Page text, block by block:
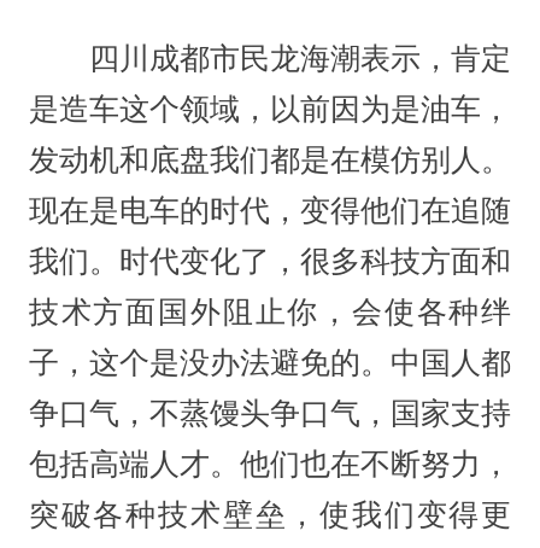
四川成都市民龙海潮表示，肯定
是造车这个领域，以前因为是油车，
发动机和底盘我们都是在模仿别人。
现在是电车的时代，变得他们在追随
我们。时代变化了，很多科技方面和
技术方面国外阻止你，会使各种绊
子，这个是没办法避免的。中国人都
争口气，不蒸馒头争口气，国家支持
包括高端人才。他们也在不断努力，
突破各种技术壁垒，使我们变得更